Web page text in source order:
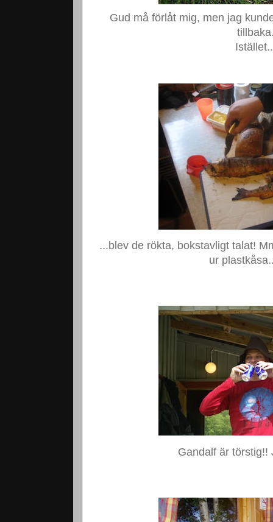
Gud må förlåt mig, men jag
...blev de rökta, bokstavligt talat!
ur
Gandalf är törstig!!